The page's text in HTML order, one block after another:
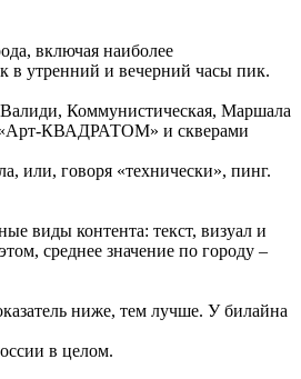
включая наиболее
в утренний и вечерний часы пик.
Коммунистическая, Маршала
«Арт-КВАДРАТОМ» и скверами
или, говоря «технически», пинг.
виды контента: текст, визуал и
среднее значение по городу –
ниже, тем лучше. У билайна
в целом.